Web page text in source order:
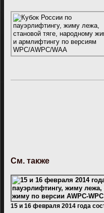
См. также
15 и 16 февраля 2014 года